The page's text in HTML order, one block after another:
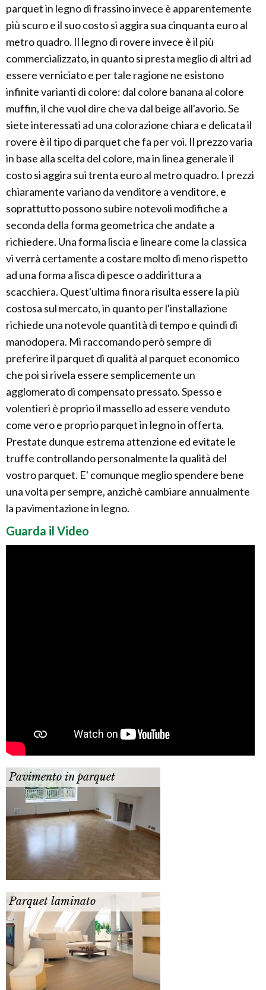
parquet in legno di frassino invece è apparentemente
più scuro e il suo costo si aggira sua cinquanta euro al
metro quadro. Il legno di rovere invece è il più
commercializzato, in quanto si presta meglio di altri ad
essere verniciato e per tale ragione ne esistono
infinite varianti di colore: dal colore banana al colore
muffin, il che vuol dire che va dal beige all'avorio. Se
siete interessati ad una colorazione chiara e delicata il
rovere è il tipo di parquet che fa per voi. Il prezzo varia
in base alla scelta del colore, ma in linea generale il
costo si aggira sui trenta euro al metro quadro. I prezzi
chiaramente variano da venditore a venditore, e
soprattutto possono subire notevoli modifiche a
seconda della forma geometrica che andate a
richiedere. Una forma liscia e lineare come la classica
vi verrà certamente a costare molto di meno rispetto
ad una forma a lisca di pesce o addirittura a
scacchiera. Quest'ultima finora risulta essere la più
costosa sul mercato, in quanto per l'installazione
richiede una notevole quantità di tempo e quindi di
manodopera. Mi raccomando però sempre di
preferire il parquet di qualità al parquet economico
che poi si rivela essere semplicemente un
agglomerato di compensato pressato. Spesso e
volentieri è proprio il massello ad essere venduto
come vero e proprio parquet in legno in offerta.
Prestate dunque estrema attenzione ed evitate le
truffe controllando personalmente la qualità del
vostro parquet. E' comunque meglio spendere bene
una volta per sempre, anzichè cambiare annualmente
la pavimentazione in legno.
Guarda il Video
Pavimento in parquet
Parquet laminato